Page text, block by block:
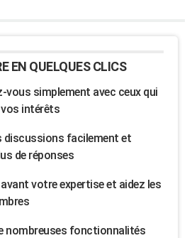
EN QUELQUES CLICS
vous simplement avec ceux qui
intérêts
discussions facilement et
de réponses
votre expertise et aidez les
nombreuses fonctionnalités